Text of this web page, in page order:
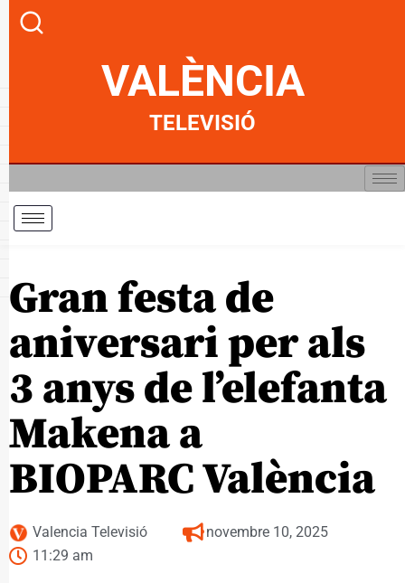
VALÈNCIA
TELEVISIÓ
Gran festa de
aniversari per als
3 anys de l’elefanta
Makena a
BIOPARC València
Valencia Televisió
novembre 10, 2025
11:29 am